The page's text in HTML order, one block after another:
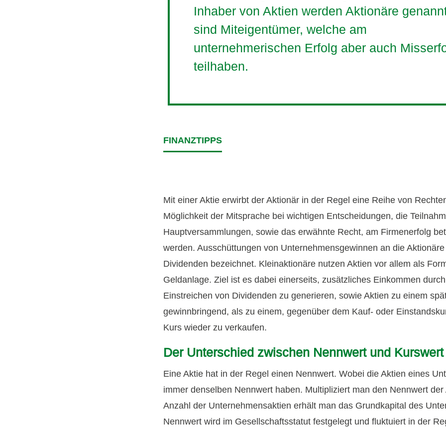
Inhaber von Aktien werden Aktionäre
sind Miteigentümer, welche am
unternehmerischen Erfolg aber auch
teilhaben.
FINANZTIPPS
Mit einer Aktie erwirbt der Aktionär in der Regel eine Reihe von
Möglichkeit der Mitsprache bei wichtigen Entscheidungen, die
Hauptversammlungen, sowie das erwähnte Recht, am Firmenerfolg
werden. Ausschüttungen von Unternehmensgewinnen an die
Dividenden bezeichnet. Kleinaktionäre nutzen Aktien vor allem als
Geldanlage. Ziel ist es dabei einerseits, zusätzliches Einkommen
Einstreichen von Dividenden zu generieren, sowie Aktien zu einem
gewinnbringend, als zu einem, gegenüber dem Kauf- oder
Kurs wieder zu verkaufen.
Der Unterschied zwischen Nennwert und Kurswert
Eine Aktie hat in der Regel einen Nennwert. Wobei die Aktien eines
immer denselben Nennwert haben. Multipliziert man den Nennwert
Anzahl der Unternehmensaktien erhält man das Grundkapital des
Nennwert wird im Gesellschaftsstatut festgelegt und fluktuiert in der